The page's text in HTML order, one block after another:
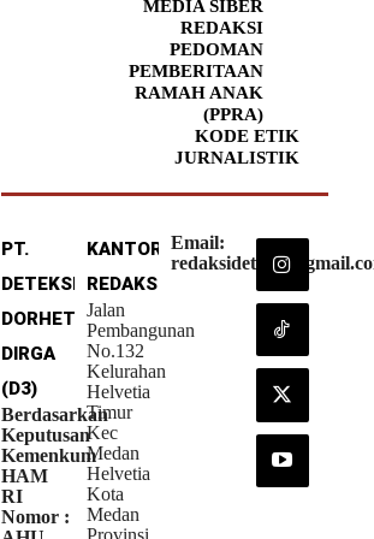
MEDIA SIBER
REDAKSI
PEDOMAN
PEMBERITAAN
RAMAH ANAK
(PPRA)
KODE ETIK
JURNALISTIK
PT.
DETEKSI
DORHETA
DIRGA
(D3)
Berdasarkan
Keputusan
Kemenkum
HAM
RI
Nomor :
KANTOR
REDAKSI
Jalan
Pembangunan
No.132
Kelurahan
Helvetia
Timur
Kec
Medan
Helvetia
Kota
Medan
Provinsi
Email: